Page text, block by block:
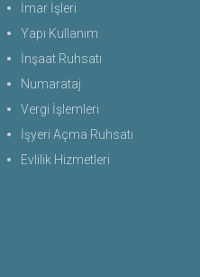
İmar İşleri
Yapı Kullanım
İnşaat Ruhsatı
Numarataj
Vergi İşlemleri
İşyeri Açma Ruhsatı
Evlilik Hizmetleri